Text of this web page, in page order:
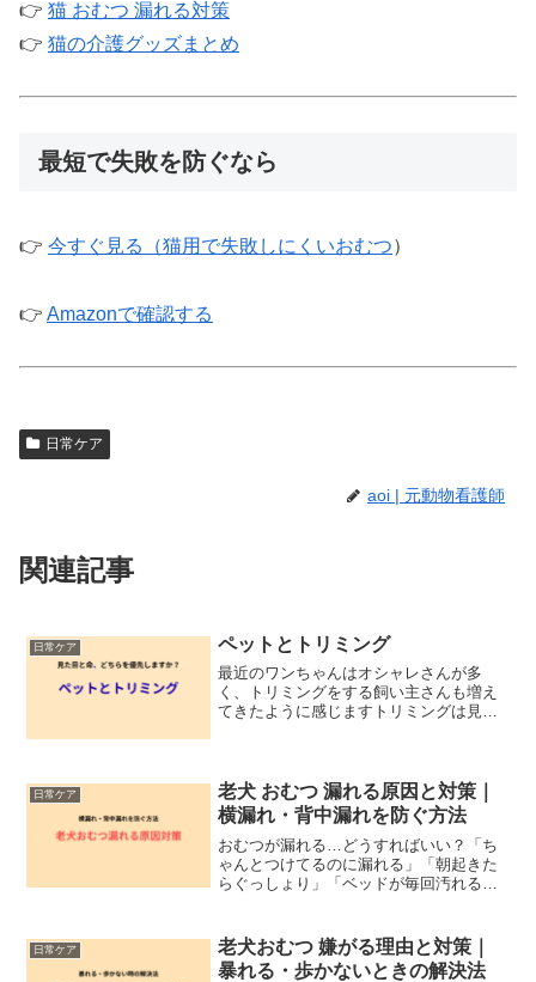
👉 猫 おむつ 漏れる対策
👉 猫の介護グッズまとめ
最短で失敗を防ぐなら
👉 今すぐ見る（猫用で失敗しにくいおむつ）
👉 Amazonで確認する
日常ケア
aoi | 元動物看護師
関連記事
日常ケア ペットとトリミング
最近のワンちゃんはオシャレさんが多
く、トリミングをする飼い主さんも増え
てきたように感じますトリミングは見た
なる・肛門のうが溜まりすぎ...
日常ケア
老犬 おむつ 漏れる原因と対策｜
横漏れ・背中漏れを防ぐ方法
おむつが漏れる…どうすればいい？「ち
ゃんとつけてるのに漏れる」「朝起きた
らぐっしょり」「ベッドが毎回汚れる」
かったですが👉 漏れる＝どこかがズレて
いますおむつが漏れ...
日常ケア
老犬おむつ 嫌がる理由と対策｜
暴れる・歩かないときの解決法